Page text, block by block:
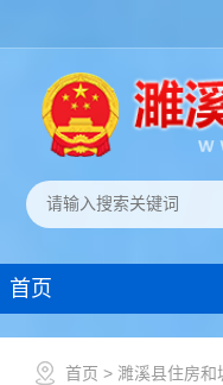
首页
首页 > 濉溪县住房和